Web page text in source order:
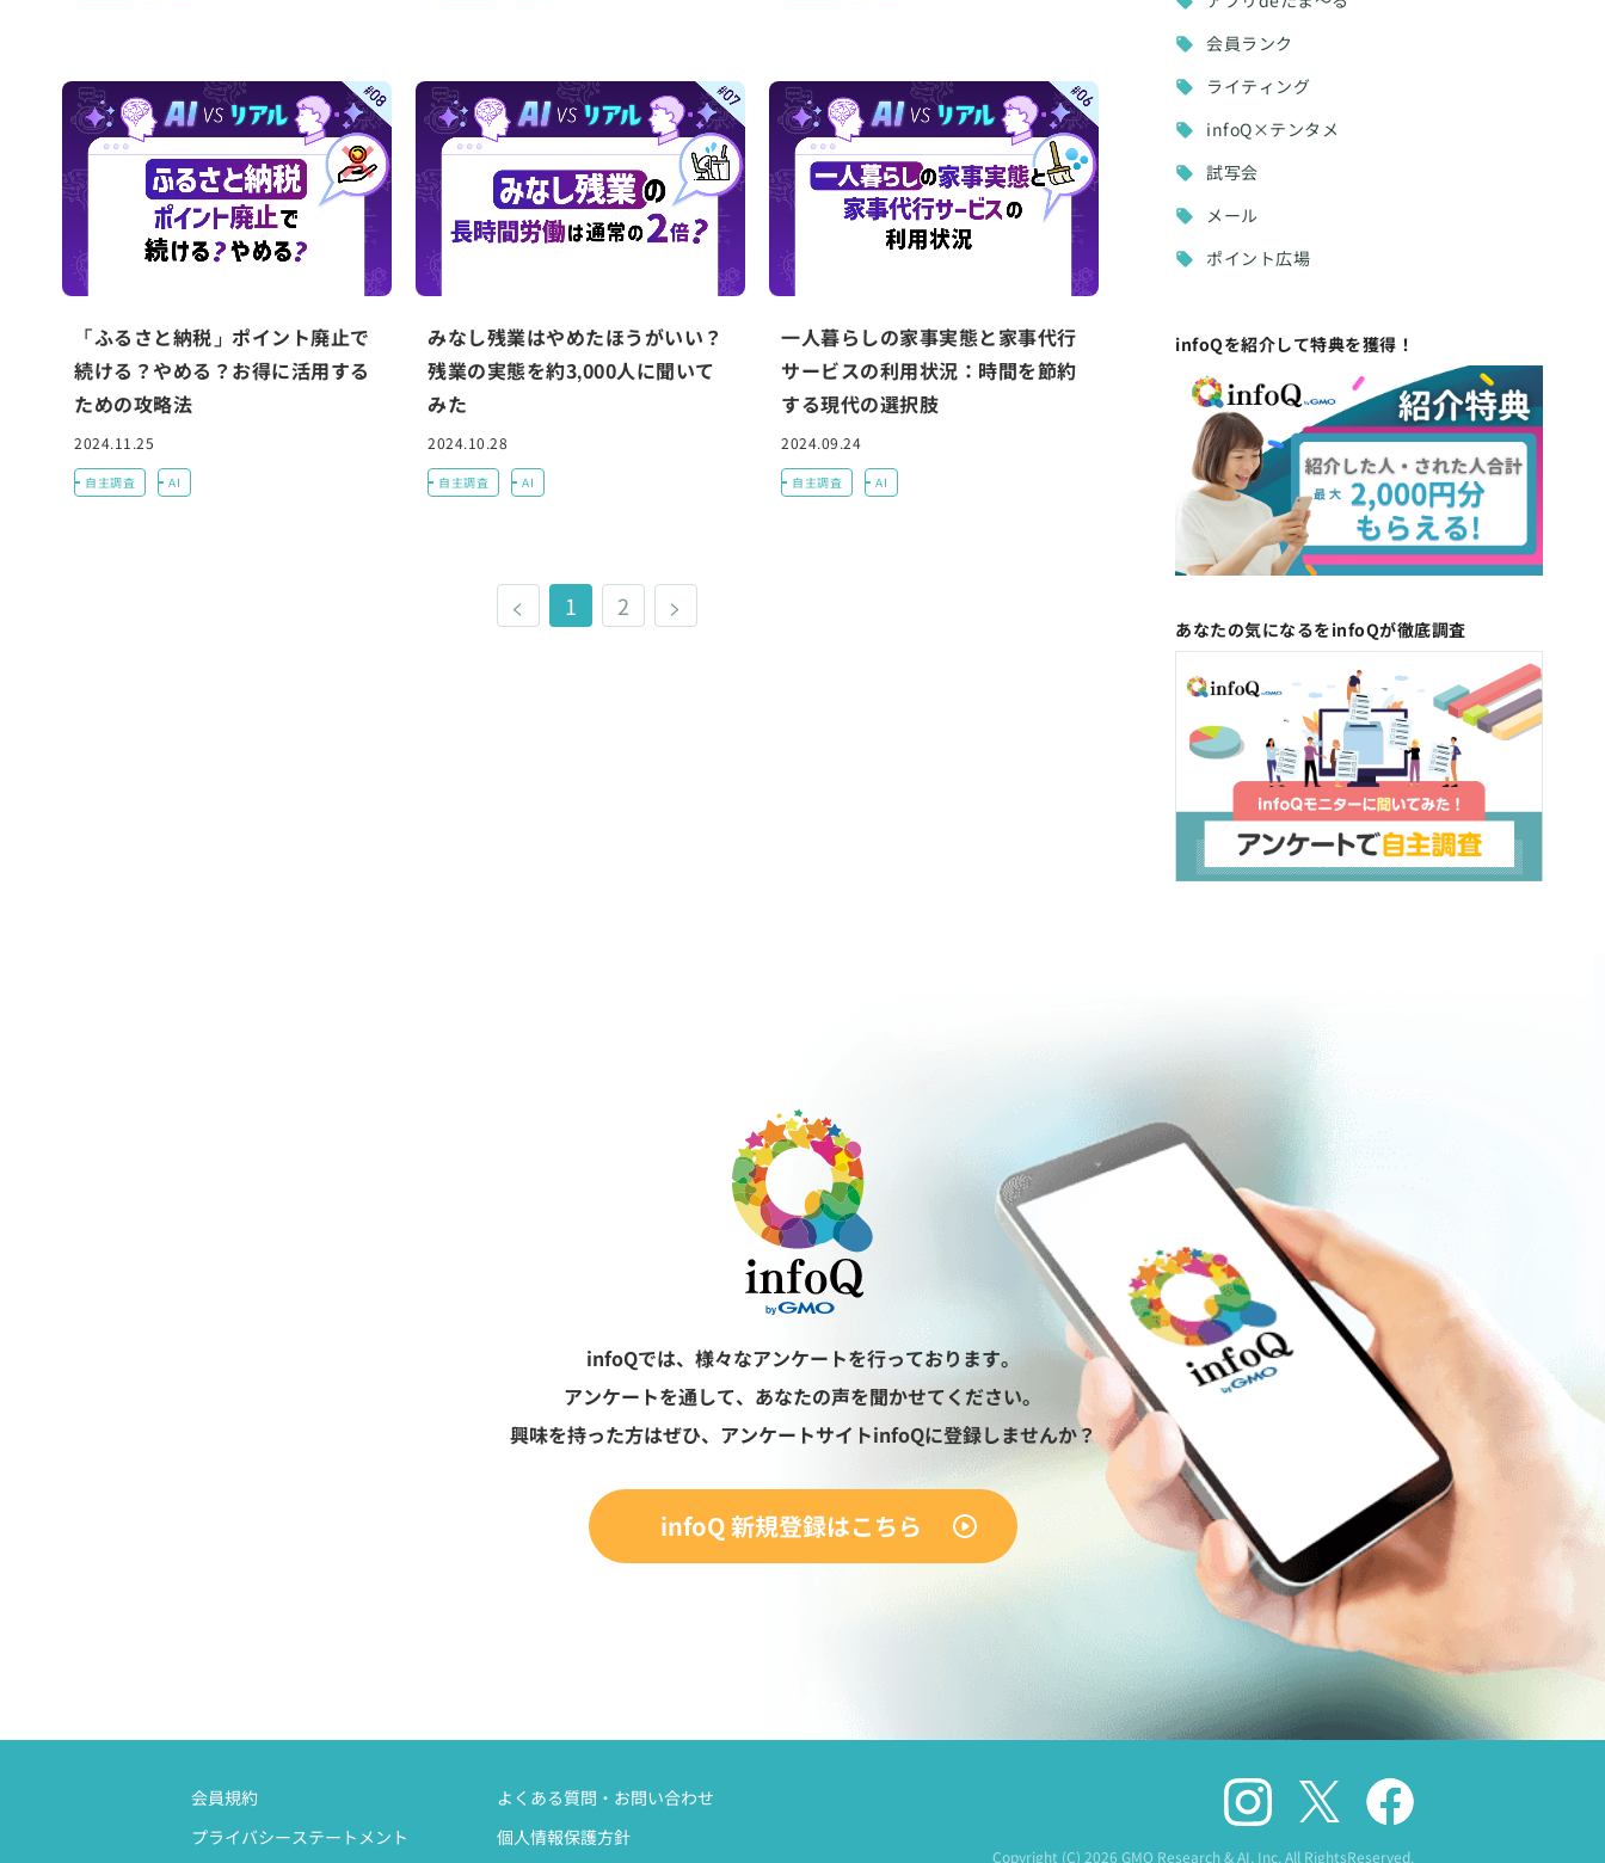
「ふるさと納税」ポイント廃止で
続ける？やめる？お得に活用する
ための攻略法
2024.11.25
自主調査 AI
みなし残業はやめたほうがいい？
残業の実態を約3,000人に聞いて
みた
2024.10.28
自主調査 AI
一人暮らしの家事実態と家事代行
サービスの利用状況：時間を節約
する現代の選択肢
2024.09.24
自主調査 AI
< 1 2 >
会員ランク
ライティング
infoQ×テンタメ
試写会
メール
ポイント広場
infoQを紹介して特典を獲得！
あなたの気になるをinfoQが徹底調査
infoQでは、様々なアンケートを行っております。
アンケートを通して、あなたの声を聞かせてください。
興味を持った方はぜひ、アンケートサイトinfoQに登録しませんか？
infoQ 新規登録はこちら
会員規約
よくある質問・お問い合わせ
プライバシーステートメント
個人情報保護方針
Copyright (C) 2026 GMO Research & AI, Inc. All RightsReserved.